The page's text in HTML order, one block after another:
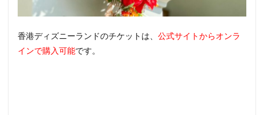
香港ディズニーランドのチケットは、 公式サイトからオンラ
インで購入可能です。